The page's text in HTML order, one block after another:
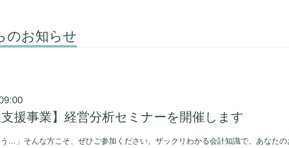
のお知らせ
支援事業】経営分析セミナーを開催します
う…」そんな方こそ、ぜひご参加ください。ザックリわかる会計知識で、あなた